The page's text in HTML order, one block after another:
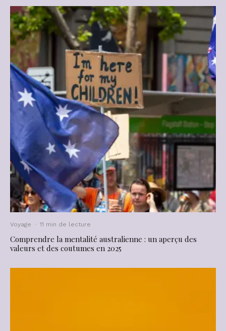
Voyage · 11 min de lecture
Comprendre la mentalité australienne : un aperçu des
valeurs et des coutumes en 2025